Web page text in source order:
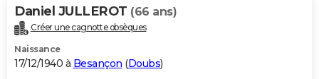
Daniel JULLEROT (66 ans)
Créer une cagnotte obsèques
Naissance
17/12/1940 à Besançon (Doubs)